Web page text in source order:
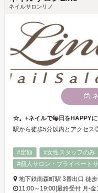
ネイルサロンリノ
☆。+ネイルで毎日をHAPPY
#定額
#女性スタッフのみ
#個人サロン・プライベート
地下鉄南森町駅 3番出口 徒
11:00～19:00[最終受付 月-